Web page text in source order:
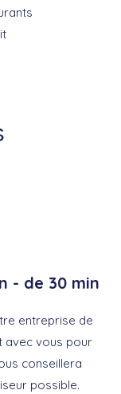
- de 30 min
entreprise de
avec vous pour
conseillera
possible.